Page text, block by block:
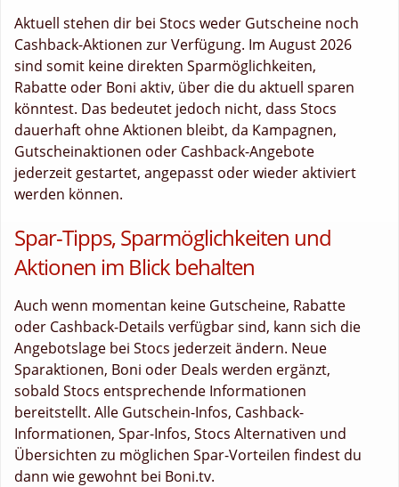
Aktuell stehen dir bei Stocs weder Gutscheine noch
Cashback-Aktionen zur Verfügung. Im August 2026
sind somit keine direkten Sparmöglichkeiten,
Rabatte oder Boni aktiv, über die du aktuell sparen
könntest. Das bedeutet jedoch nicht, dass Stocs
dauerhaft ohne Aktionen bleibt, da Kampagnen,
Gutscheinaktionen oder Cashback-Angebote
jederzeit gestartet, angepasst oder wieder aktiviert
werden können.
Spar-Tipps, Sparmöglichkeiten und
Aktionen im Blick behalten
Auch wenn momentan keine Gutscheine, Rabatte
oder Cashback-Details verfügbar sind, kann sich die
Angebotslage bei Stocs jederzeit ändern. Neue
Sparaktionen, Boni oder Deals werden ergänzt,
sobald Stocs entsprechende Informationen
bereitstellt. Alle Gutschein-Infos, Cashback-
Informationen, Spar-Infos, Stocs Alternativen und
Übersichten zu möglichen Spar-Vorteilen findest du
dann wie gewohnt bei Boni.tv.